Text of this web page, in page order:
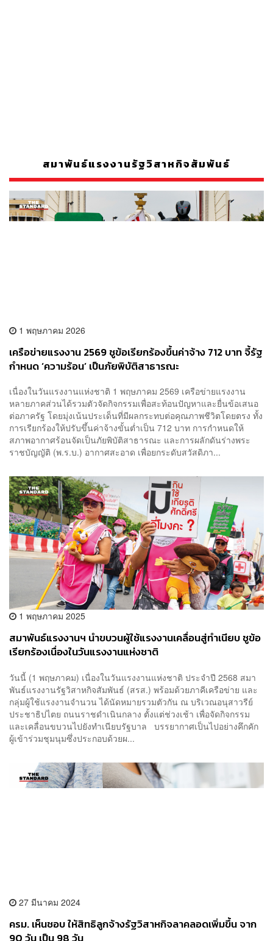
สมาพันธ์แรงงานรัฐวิสาหกิจสัมพันธ์
1 พฤษภาคม 2026
เครือข่ายแรงงาน 2569 ชูข้อเรียกร้องขึ้นค่าจ้าง 712 บาท จี้รัฐ
กำหนด ‘ความร้อน’ เป็นภัยพิบัติสาธารณะ
เนื่องในวันแรงงานแห่งชาติ 1 พฤษภาคม 2569 เครือข่ายแรงงาน
หลายภาคส่วนได้รวมตัวจัดกิจกรรมเพื่อสะท้อนปัญหาและยื่นข้อเสนอ
ต่อภาครัฐ โดยมุ่งเน้นประเด็นที่มีผลกระทบต่อคุณภาพชีวิตโดยตรง ทั้ง
การเรียกร้องให้ปรับขึ้นค่าจ้างขั้นต่ำเป็น 712 บาท การกำหนดให้
สภาพอากาศร้อนจัดเป็นภัยพิบัติสาธารณะ และการผลักดันร่างพระ
ราชบัญญัติ (พ.ร.บ.) อากาศสะอาด เพื่อยกระดับสวัสดิภา...
1 พฤษภาคม 2025
สมาพันธ์แรงงานฯ นำขบวนผู้ใช้แรงงานเคลื่อนสู่ทำเนียบ ชูข้อ
เรียกร้องเนื่องในวันแรงงานแห่งชาติ
วันนี้ (1 พฤษภาคม) เนื่องในวันแรงงานแห่งชาติ ประจำปี 2568 สมา
พันธ์แรงงานรัฐวิสาหกิจสัมพันธ์ (สรส.) พร้อมด้วยภาคีเครือข่าย และ
กลุ่มผู้ใช้แรงงานจำนวน ได้นัดหมายรวมตัวกัน ณ บริเวณอนุสาวรีย์
ประชาธิปไตย ถนนราชดำเนินกลาง ตั้งแต่ช่วงเช้า เพื่อจัดกิจกรรม
และเคลื่อนขบวนไปยังทำเนียบรัฐบาล บรรยากาศเป็นไปอย่างคึกคัก
ผู้เข้าร่วมชุมนุมซึ่งประกอบด้วยผ...
27 มีนาคม 2024
ครม. เห็นชอบ ให้สิทธิลูกจ้างรัฐวิสาหกิจลาคลอดเพิ่มขึ้น จาก
90 วัน เป็น 98 วัน